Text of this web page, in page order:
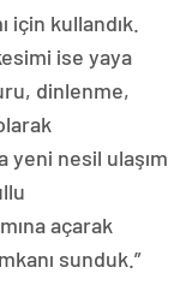
kullandık.
ise yaya
dinlenme,
yeni nesil ulaşım
açarak
sunduk.”